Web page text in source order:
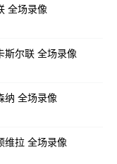
全场录像
斯尔联 全场录像
纳 全场录像
维拉 全场录像